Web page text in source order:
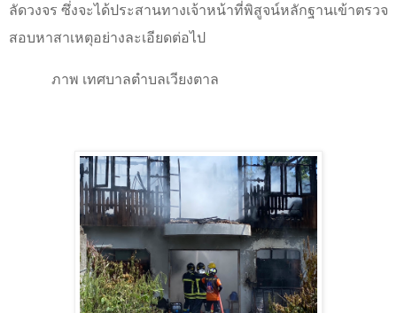
ลัดวงจร ซึ่งจะได้ประสานทางเจ้าหน้าที่พิสูจน์หลักฐานเข้าตรวจ
สอบหาสาเหตุอย่างละเอียดต่อไป
ภาพ เทศบาลตำบลเวียงตาล